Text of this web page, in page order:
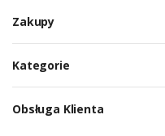
Zakupy
Kategorie
Obsługa Klienta